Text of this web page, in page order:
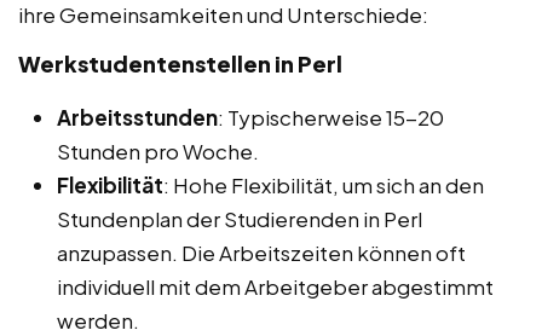
ihre Gemeinsamkeiten und Unterschiede:
Werkstudentenstellen in Perl
Arbeitsstunden: Typischerweise 15-20
Stunden pro Woche.
Flexibilität: Hohe Flexibilität, um sich an den
Stundenplan der Studierenden in Perl
anzupassen. Die Arbeitszeiten können oft
individuell mit dem Arbeitgeber abgestimmt
werden.